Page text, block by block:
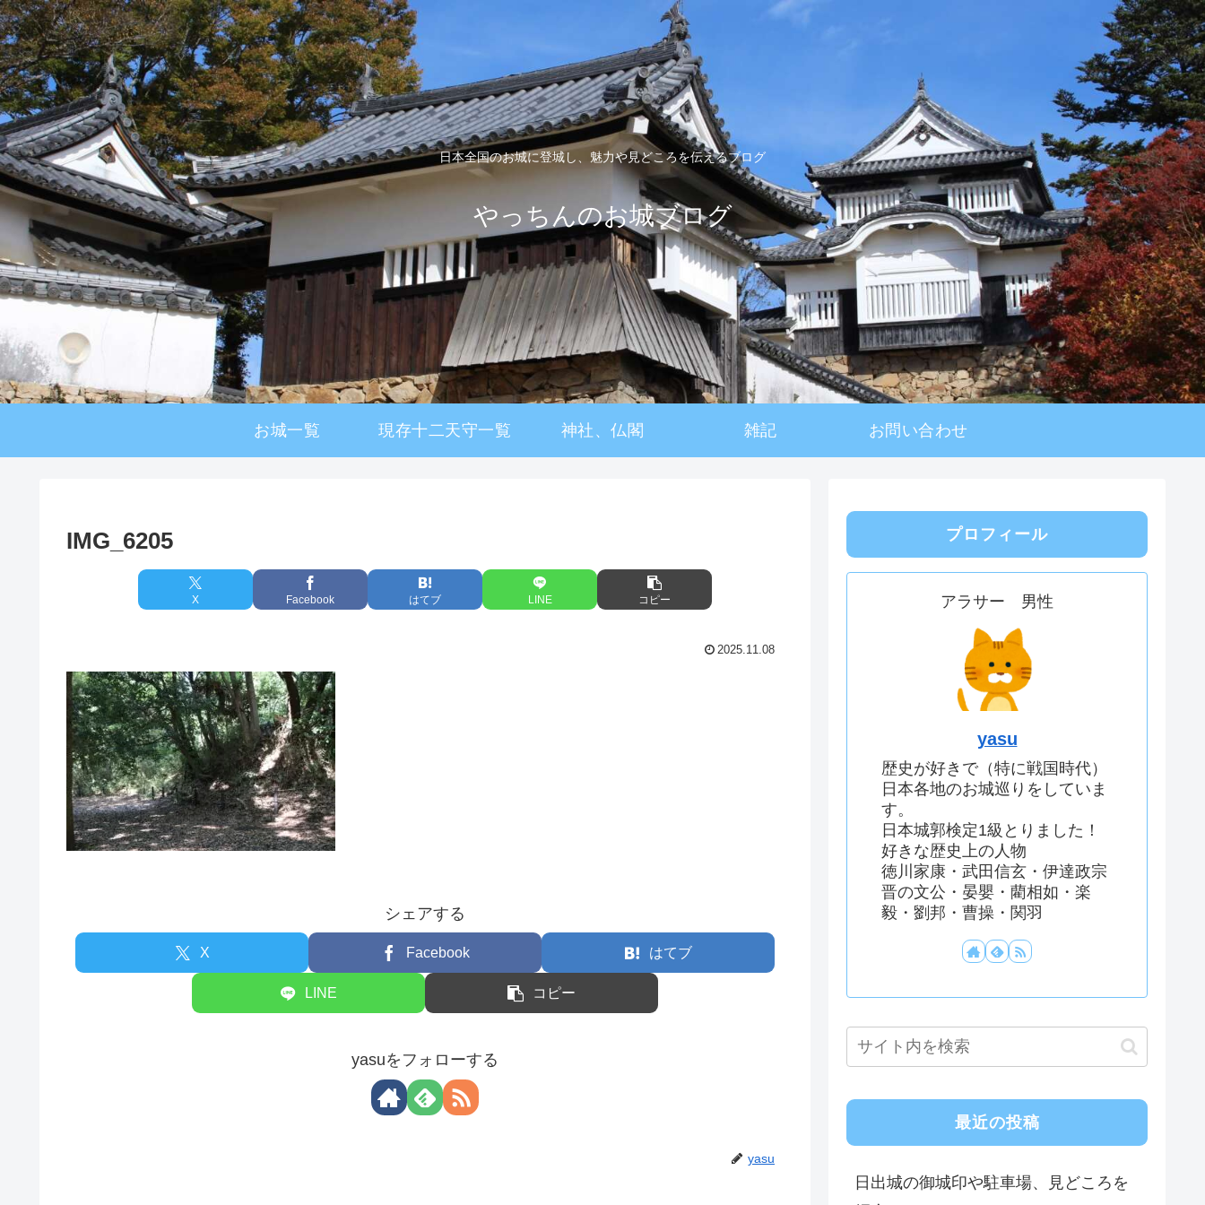
日本全国のお城に登城し、魅力や見どころを伝えるブログ
やっちんのお城ブログ
お城一覧 現存十二天守一覧 神社、仏閣 雑記 お問い合わせ
IMG_6205
X Facebook はてブ LINE コピー
2025.11.08
シェアする
X Facebook はてブ
LINE コピー
yasuをフォローする
yasu
プロフィール
アラサー 男性
yasu
歴史が好きで（特に戦国時代）
日本各地のお城巡りをしていま
す。
日本城郭検定1級とりました！
好きな歴史上の人物
徳川家康・武田信玄・伊達政宗
晋の文公・晏嬰・藺相如・楽
毅・劉邦・曹操・関羽
最近の投稿
日出城の御城印や駐車場、見どころを